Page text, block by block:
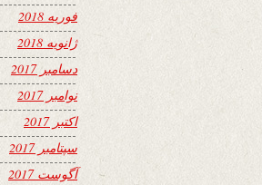
فوریه 2018
ژانویه 2018
دسامبر 2017
نوامبر 2017
اکتبر 2017
سپتامبر 2017
آگوست 2017